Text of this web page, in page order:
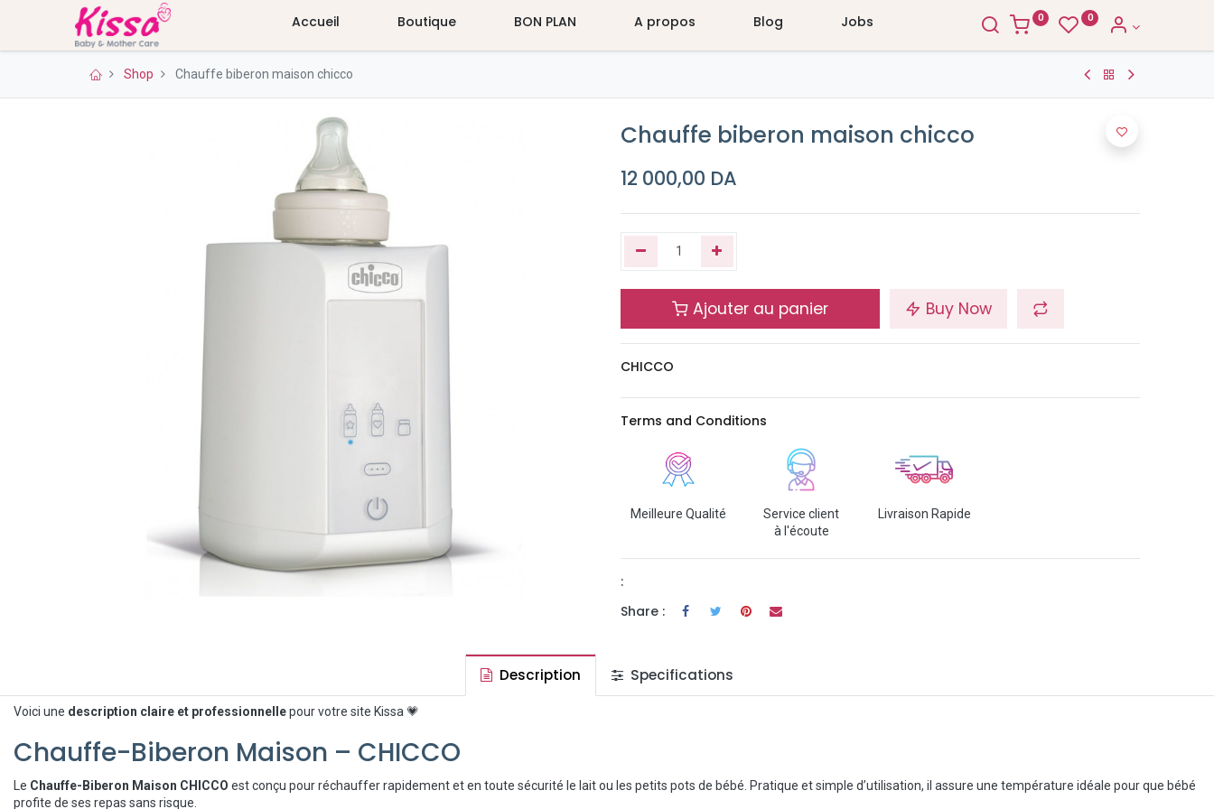
Accueil Boutique BON PLAN A propos Blog Jobs 0 0
Shop Chauffe biberon maison chicco
Chauffe biberon maison chicco
12 000,00 DA
Ajouter au panier Buy Now
CHICCO
Terms and Conditions
Meilleure Qualité
Service client
à l'écoute
Livraison Rapide
:
Share :
Description Specifications
Voici une description claire et professionnellepour votre site Kissa 💗
Chauffe-Biberon Maison – CHICCO
Le Chauffe-Biberon Maison CHICCO est conçu pour réchauffer rapidement et en toute sécurité le lait ou les petits pots de bébé. Pratique et simple d’utilisation, il assure une température idéale pour que bébé
profite de ses repas sans risque.